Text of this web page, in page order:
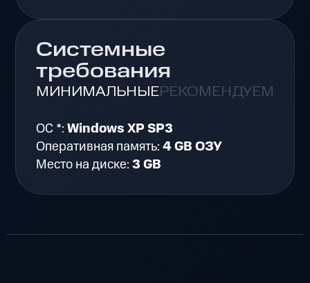
Системные
требования
МИНИМАЛЬНЫЕРЕКОМЕНДУЕМЫЕ
ОС *:Windows XP SP3
Оперативная память:4 GB ОЗУ
Место на диске:3 GB